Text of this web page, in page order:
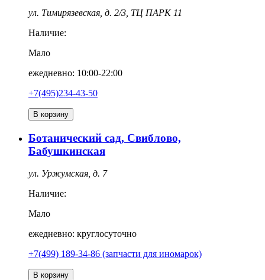
ул. Тимирязевская, д. 2/3, ТЦ ПАРК 11
Наличие:
Мало
ежедневно: 10:00-22:00
+7(495)234-43-50
В корзину
Ботанический сад, Свиблово,
Бабушкинская
ул. Уржумская, д. 7
Наличие:
Мало
ежедневно: круглосуточно
+7(499) 189-34-86 (запчасти для иномарок)
В корзину